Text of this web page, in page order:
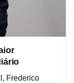
Frederico